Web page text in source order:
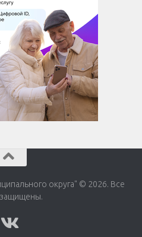
округа" © 2026. Все